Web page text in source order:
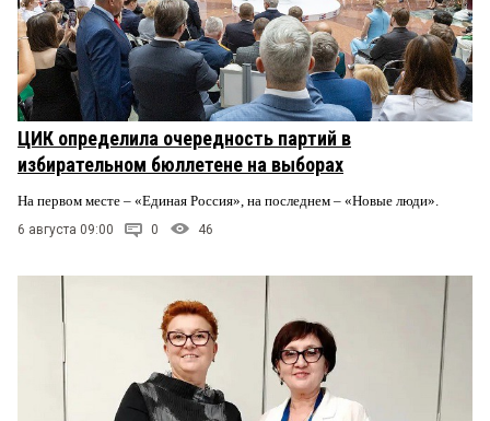
ЦИК определила очередность партий в
избирательном бюллетене на выборах
На первом месте – «Единая Россия», на последнем – «Новые люди».
6 августа 09:00 0 46